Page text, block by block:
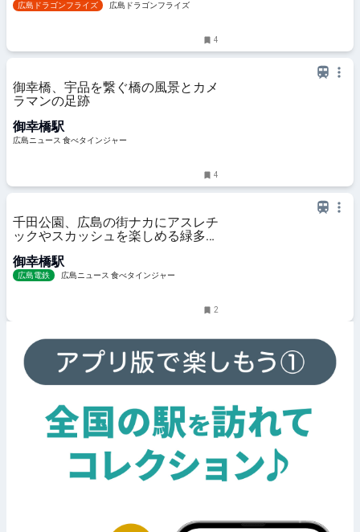
広島ドラゴンフライズ 広島ドラゴンフライズ
4
御幸橋、宇品を繋ぐ橋の風景とカメ
ラマンの足跡
御幸橋駅
広島ニュース 食べタインジャー
4
千田公園、広島の街ナカにアスレチ
ックやスカッシュを楽しめる緑多き
御幸橋駅
広島電鉄 広島ニュース 食べタインジャー
2